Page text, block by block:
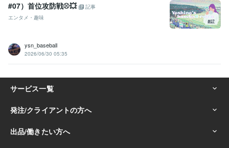
#07）首位攻防戦⚾️💥
記事
エンタメ・趣味
ysn_baseball
2026/06/30 05:35